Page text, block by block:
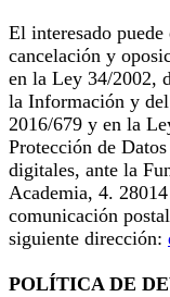
El interesado
cancelación y
en la Ley 34/2002,
la Información y
2016/679 y en la
Protección de
digitales, ante la
Academia, 4.
comunicación
siguiente dirección:
POLÍTICA DE